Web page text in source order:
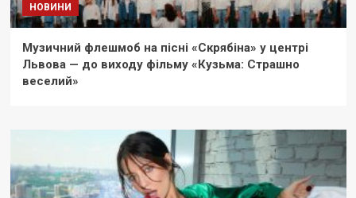
НОВИНИ
Музичний флешмоб на пісні «Скрябіна» у центрі
Львова — до виходу фільму «Кузьма: Страшно
веселий»